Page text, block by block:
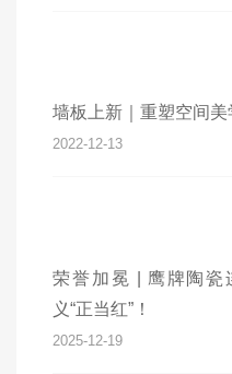
墙板上新｜重塑空间
2022-12-13
荣誉加冕 | 鹰牌陶瓷
义“正当红”！
2025-12-19